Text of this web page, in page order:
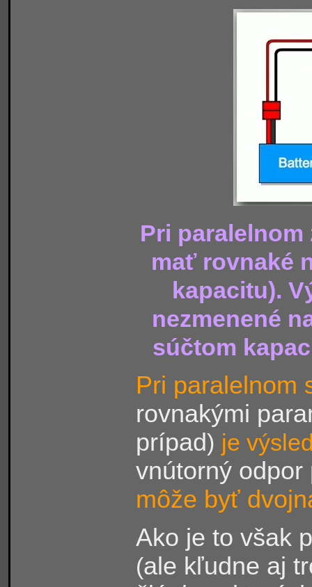
Pri paralelnom
mať rovnaké
kapacitu).
nezmenené
súčtom
Pri paralelnom
rovnakými
prípad) je
vnútorný
môže byť
Ako je to však
(ale kľudne aj